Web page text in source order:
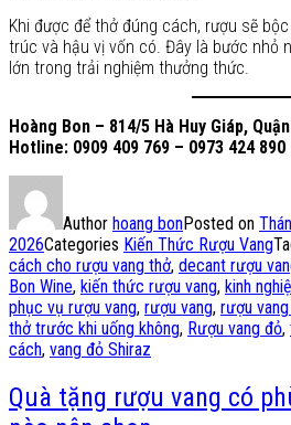
Khi được để thở đúng cách, rượu sẽ
trúc và hậu vị vốn có. Đây là bước nhỏ
lớn trong trải nghiệm thưởng thức.
Hoàng Bon – 814/5 Hà Huy Giáp,
Hotline: 0909 409 769 – 0973 424 890
Author hoang bonPosted on
2026Categories Kiến Thức Rượu Vang
cách cho rượu vang thở, decant rượu
Bon Wine, kiến thức rượu vang, kinh
phục vụ rượu vang, rượu vang, rượu
thở trước khi uống không, Rượu vang đỏ,
cách, vang đỏ Shiraz
Quà tặng rượu vang có